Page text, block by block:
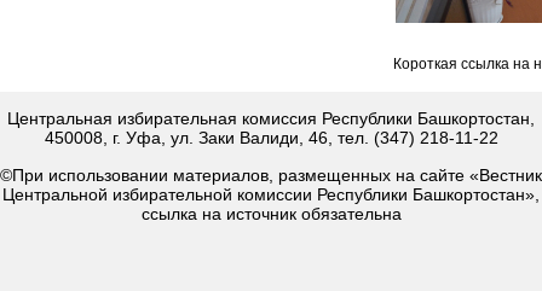
Короткая ссылка на
Центральная избирательная комиссия Республики Башкортостан,
450008, г. Уфа, ул. Заки Валиди, 46, тел. (347) 218-11-22
©При использовании материалов, размещенных на сайте «Вестник
Центральной избирательной комиссии Республики Башкортостан»,
ссылка на источник обязательна